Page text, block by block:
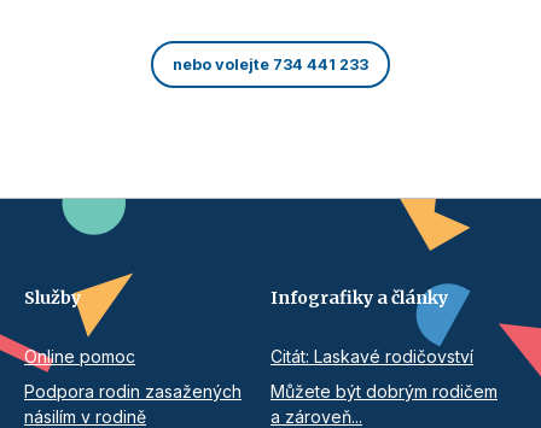
nebo volejte 734 441 233
Služby
Online pomoc
Podpora rodin zasažených
násilím v rodině
Infografiky a články
Citát: Laskavé rodičovství
Můžete být dobrým rodičem
a zároveň...